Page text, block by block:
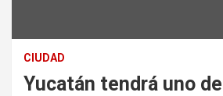
CIUDAD
Yucatán tendrá uno